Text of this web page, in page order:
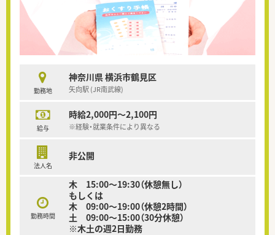
勤務地
神奈川県 横浜市鶴見区
矢向駅 (JR南武線)
給与
時給2,000円～2,100円
※経験・就業条件により異なる
法人名
非公開
勤務時間
木 15:00～19:30（休憩無し）
もしくは
木 09:00～19:00（休憩2時間）
土 09:00～15:00（30分休憩）
※木土の週2日勤務